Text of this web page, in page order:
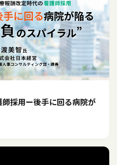
採用ー後手に回る病院が